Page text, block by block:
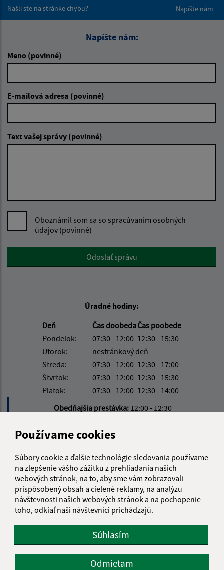
Používame cookies
Súbory cookie a ďalšie technológie sledovania používame
na zlepšenie vášho zážitku z prehliadania našich
webových stránok, na to, aby sme vám zobrazovali
prispôsobený obsah a cielené reklamy, na analýzu
návštevnosti našich webových stránok a na pochopenie
toho, odkiaľ naši návštevníci prichádzajú.
Súhlasím
Odmietam
Našli ste na stránke chybu?
Napíšte nám
Napíšte nám:
Meno (povinné)
E-mailová adresa (povinné)
Text vašej správy (povinné)
Oboznámil som sa so spracúvaním osobných
údajov (povinné)
Google reCaptcha ResponseOdoslať správu
Úradné hodiny:
Deň
Čas doobedaČas poobede
Pondelok:
07:30 - 12:00 12:30 - 15:30
Utorok:
nestránkový deň
Streda:
07:30 - 12:00 12:30 - 17:00
Štvrtok:
07:30 - 12:00 12:30 - 15:30
Piatok:
07:30 - 12:00 12:30 - 14:00
Obedňajšia prestávka: 12:00 - 12:30
Kontakt:
Obecný úrad Záhradné
Tulčícka 271/2
082 16 Záhradné
info@obeczahradne.sk
+421 514 557 725
IČO: 00328022